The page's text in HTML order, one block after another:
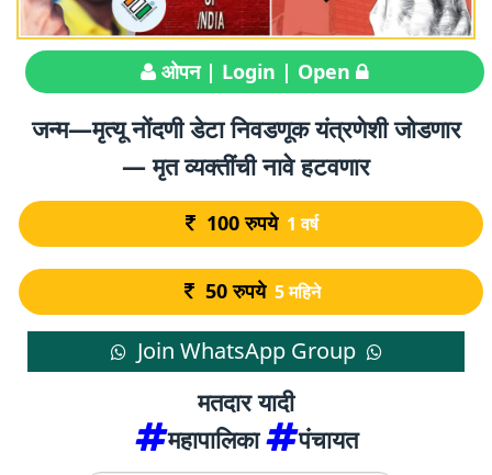
ओपन | Login | Open
जन्म—मृत्यू नोंदणी डेटा निवडणूक यंत्रणेशी जोडणार
— मृत व्यक्तींची नावे हटवणार
100 रुपये 1 वर्ष
50 रुपये 5 महिने
Join WhatsApp Group
मतदार यादी
महापालिका
पंचायत